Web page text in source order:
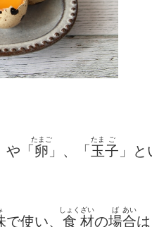
や「 卵
たまご
」、「 玉
たま
子
ご
」
で使い、 食
しょく
材
ざい
の場
ば
合
あい